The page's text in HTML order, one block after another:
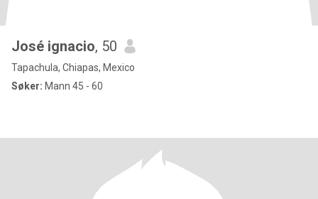
José ignacio, 50
Tapachula, Chiapas, Mexico
Søker: Mann 45 - 60